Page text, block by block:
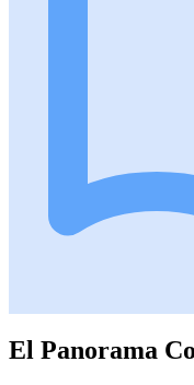
El Panorama